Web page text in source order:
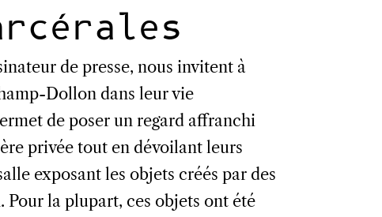
de presse, nous invitent à
Dollon dans leur vie
de poser un regard affranchi
privée tout en dévoilant leurs
exposant les objets créés par des
la plupart, ces objets ont été